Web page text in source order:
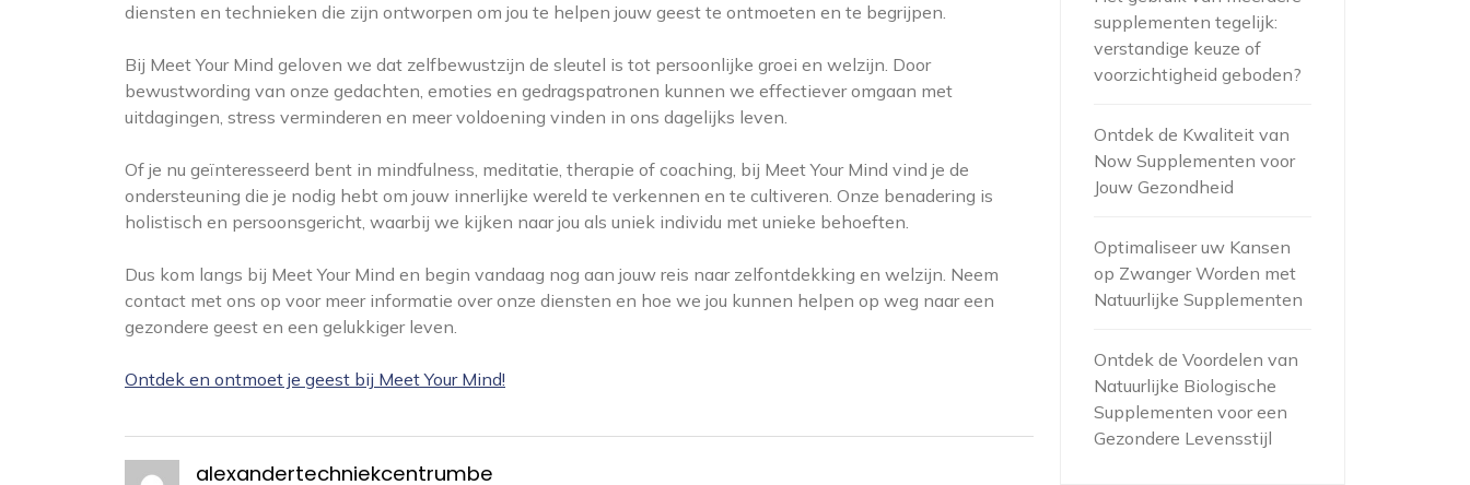
diensten en technieken die zijn ontworpen om jou te helpen jouw geest te ontmoeten en te begrijpen.
Bij Meet Your Mind geloven we dat zelfbewustzijn de sleutel is tot persoonlijke groei en welzijn. Door
bewustwording van onze gedachten, emoties en gedragspatronen kunnen we effectiever omgaan met
uitdagingen, stress verminderen en meer voldoening vinden in ons dagelijks leven.
Of je nu geïnteresseerd bent in mindfulness, meditatie, therapie of coaching, bij Meet Your Mind vind je de
ondersteuning die je nodig hebt om jouw innerlijke wereld te verkennen en te cultiveren. Onze benadering is
holistisch en persoonsgericht, waarbij we kijken naar jou als uniek individu met unieke behoeften.
Dus kom langs bij Meet Your Mind en begin vandaag nog aan jouw reis naar zelfontdekking en welzijn. Neem
contact met ons op voor meer informatie over onze diensten en hoe we jou kunnen helpen op weg naar een
gezondere geest en een gelukkiger leven.
Ontdek en ontmoet je geest bij Meet Your Mind!
alexandertechniekcentrumbe
supplementen tegelijk:
verstandige keuze of
voorzichtigheid geboden?
Ontdek de Kwaliteit van
Now Supplementen voor
Jouw Gezondheid
Optimaliseer uw Kansen
op Zwanger Worden met
Natuurlijke Supplementen
Ontdek de Voordelen van
Natuurlijke Biologische
Supplementen voor een
Gezondere Levensstijl